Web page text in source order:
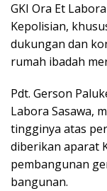
GKI Ora Et
Kepolisian,
dukungan dan
rumah ibadah
Pdt. Gerson
Labora Sasawa,
tingginya atas
diberikan aparat
pembangunan
bangunan.